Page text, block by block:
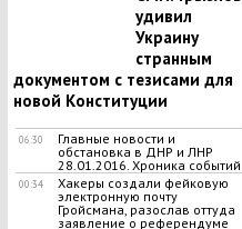
удивил
Украину
странным
документом с тезисами для
новой Конституции
06:30
Главные новости и
обстановка в ДНР и ЛНР
28.01.2016. Хроника событий
00:34
​Хакеры создали фейковую
электронную почту
Гройсмана, разослав оттуда
заявление о референдуме